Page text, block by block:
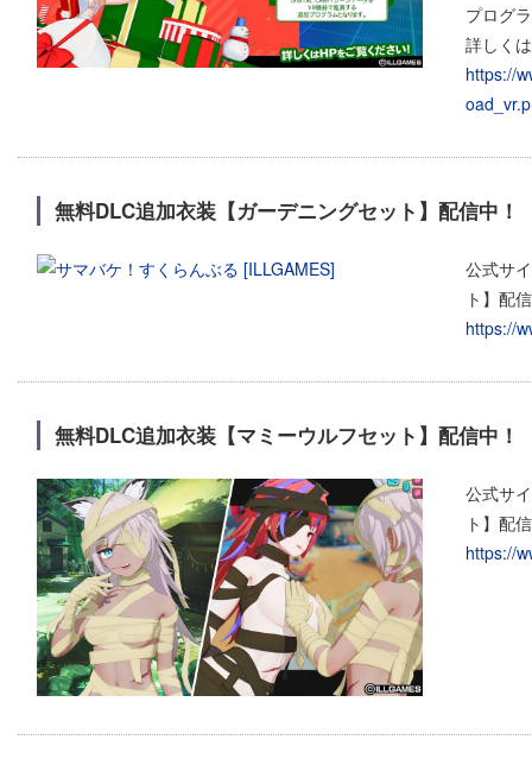
プログ
詳しく
https://
無料DLC追加衣装【ガーデニングセット】配信中！
公式サ
ト】配
https://
無料DLC追加衣装【マミーウルフセット】配信中！
公式サ
ト】配
https://